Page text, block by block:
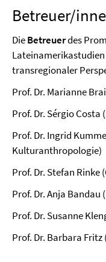
Betreuer/
DieBetreuerdes
transregionaler
Prof. Dr. Marianne
Prof. Dr. Sérgio Costa
Prof. Dr. Ingrid
Kulturanthropologie)
Prof. Dr. Stefan Rinke
Prof. Dr. Anja
Prof. Dr. Susanne
Prof. Dr. Barbara